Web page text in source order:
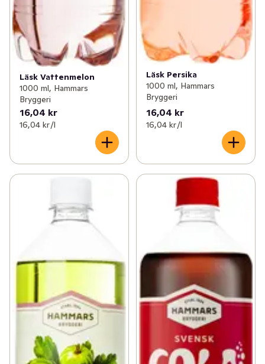
Läsk Vattenmelon
1000 ml, Hammars
Bryggeri
16,04 kr
16,04 kr /l
Läsk Persika
1000 ml, Hammars
Bryggeri
16,04 kr
16,04 kr /l